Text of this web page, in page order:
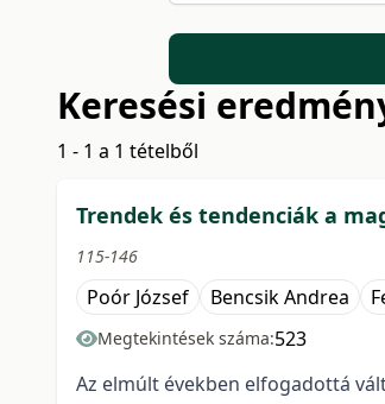
Keresési
1 - 1 a 1 tételből
Trendek és tendenciák a
115-146
Poór József Bencsik Andrea
Megtekintések száma:523
Az elmúlt években elfogadottá